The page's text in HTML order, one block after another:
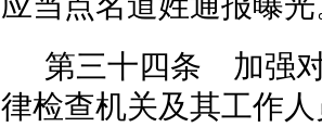
第三十四条 加强
律检查机关及其工作